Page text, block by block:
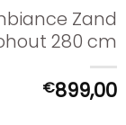
Zand
280 cm
€899,00